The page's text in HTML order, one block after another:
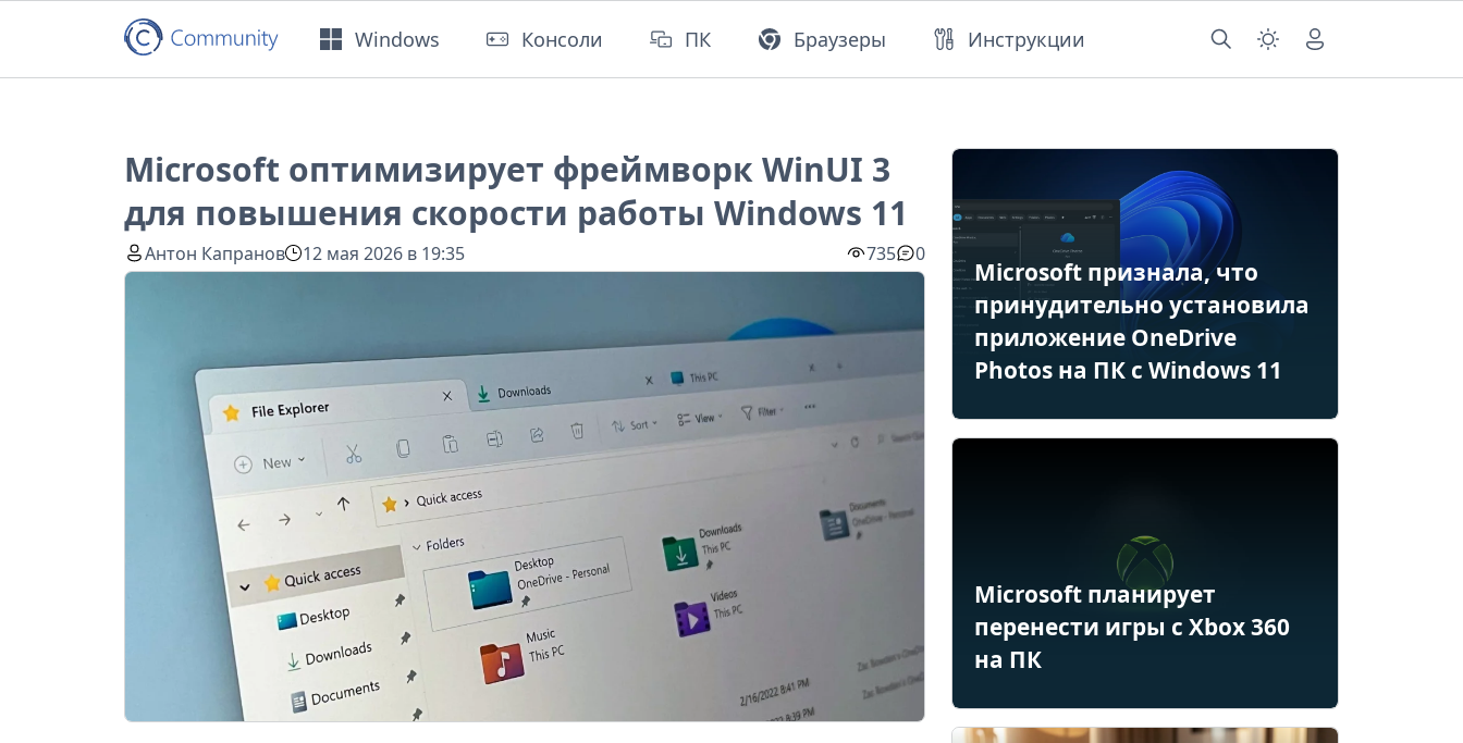
Windows Консоли ПК Браузеры Инструкции
Microsoft оптимизирует фреймворк WinUI 3
для повышения скорости работы Windows 11
Антон Капранов 12 мая 2026 в 19:35 735 0
Microsoft признала, что
принудительно установила
приложение OneDrive
Photos на ПК с Windows 11
Microsoft планирует
перенести игры с Xbox 360
на ПК